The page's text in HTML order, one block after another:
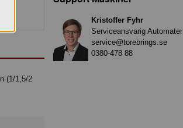
(1/1,5/2
Kristoffer Fyhr
Serviceansvarig Automater
service@torebrings.se
0380-478 88